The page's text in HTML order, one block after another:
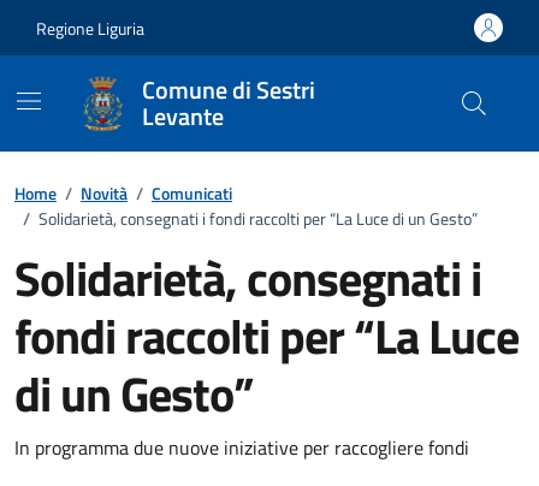
Regione Liguria
Comune di Sestri
Levante
Home / Novità / Comunicati
/ Solidarietà, consegnati i fondi raccolti per “La Luce di un Gesto”
Solidarietà, consegnati i
fondi raccolti per “La Luce
di un Gesto”
Dettagli della notizia
In programma due nuove iniziative per raccogliere fondi